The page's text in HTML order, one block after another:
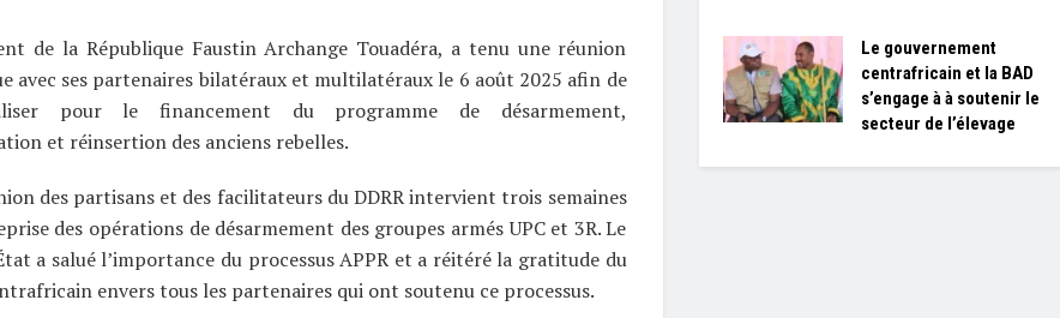
de la République Faustin Archange Touadéra, a tenu une réunion
avec ses partenaires bilatéraux et multilatéraux le 6 août 2025 afin de
pour le financement du programme de désarmement,
et réinsertion des anciens rebelles.
des partisans et des facilitateurs du DDRR intervient trois semaines
des opérations de désarmement des groupes armés UPC et 3R. Le
a salué l’importance du processus APPR et a réitéré la gratitude du
envers tous les partenaires qui ont soutenu ce processus.
Le gouvernement
centrafricain et la BAD
s’engage à à soutenir le
secteur de l’élevage